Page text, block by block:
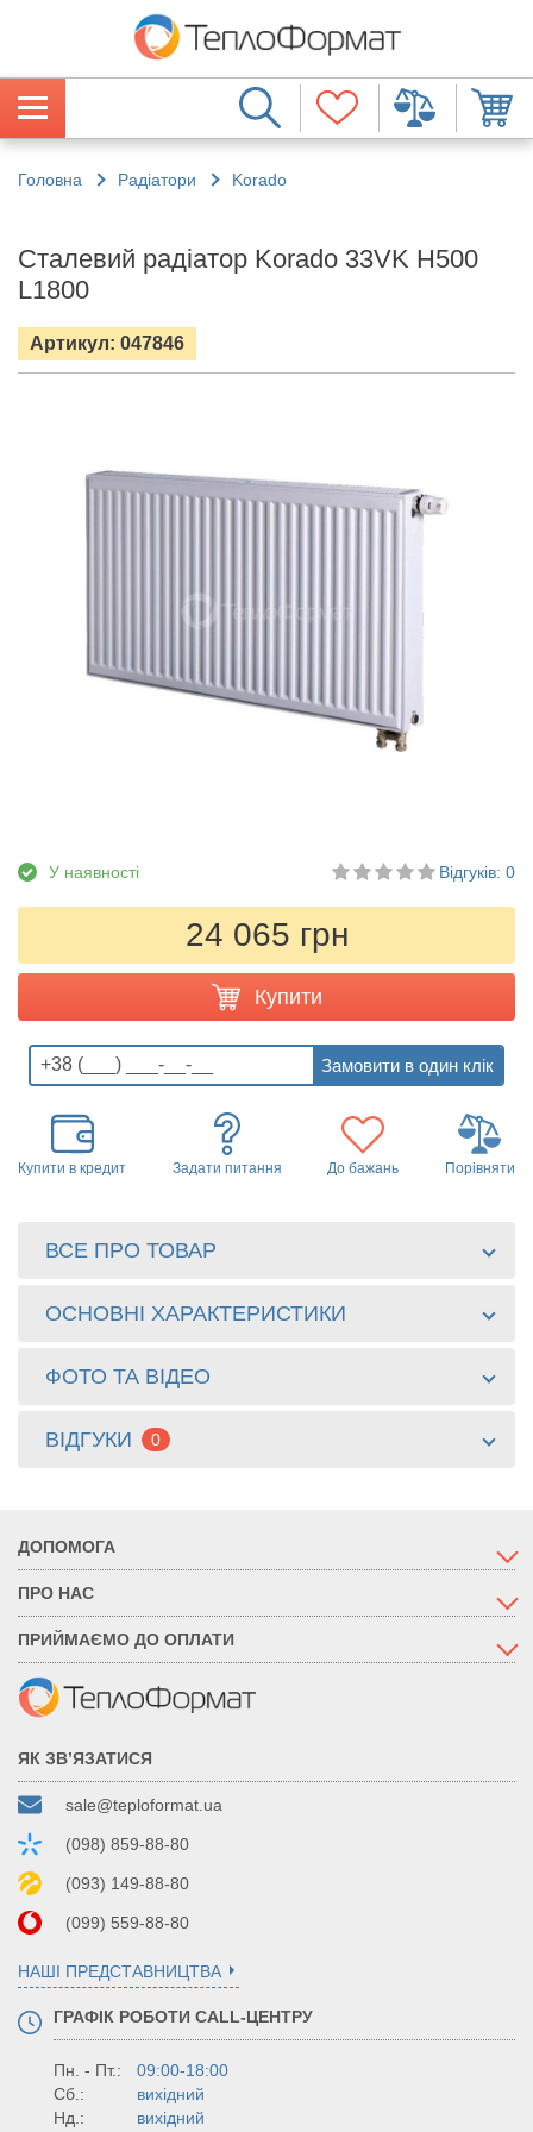
Головна Радіатори Korado
Сталевий радіатор Korado 33VK H500
L1800
Артикул: 047846
У наявності Відгуків: 0
24 065 грн
Купити
Купити в кредит Задати питання До бажань Порівняти
ВСЕ ПРО ТОВАР
ОСНОВНІ ХАРАКТЕРИСТИКИ
ФОТО ТА ВІДЕО
ВІДГУКИ 0
ДОПОМОГА
ПРО НАС
ПРИЙМАЄМО ДО ОПЛАТИ
ЯК ЗВ’ЯЗАТИСЯ
sale@teploformat.ua
(098) 859-88-80
(093) 149-88-80
(099) 559-88-80
НАШІ ПРЕДСТАВНИЦТВА
ГРАФІК РОБОТИ CALL-ЦЕНТРУ
Пн. - Пт.:
09:00-18:00
Сб.:
вихідний
Нд.:
вихідний